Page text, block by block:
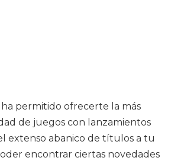
ha permitido ofrecerte la más
de juegos con lanzamientos
extenso abanico de títulos a tu
encontrar ciertas novedades